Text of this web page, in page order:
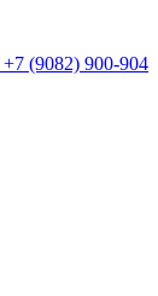
+7 (9082) 900-904